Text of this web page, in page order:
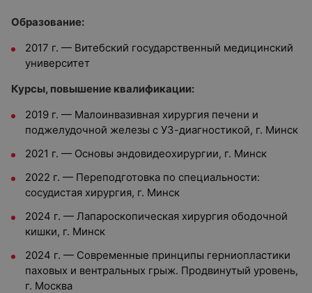
Образование:
2017 г. — Витебский государственный медицинский
университет
Курсы, повышение квалификации:
2019 г. — Малоинвазивная хирургия печени и
поджелудочной железы с УЗ-диагностикой, г. Минск
2021 г. — Основы эндовидеохирургии, г. Минск
2022 г. — Переподготовка по специальности:
сосудистая хирургия, г. Минск
2024 г. — Лапароскопическая хирургия ободочной
кишки, г. Минск
2024 г. — Современные принципы герниопластики
паховых и вентральных грыж. Продвинутый уровень,
г. Москва